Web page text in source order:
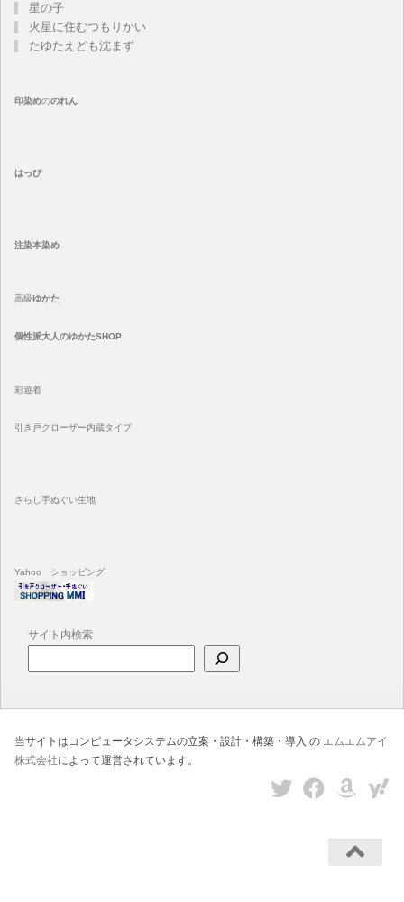
星の子
火星に住むつもりかい
たゆたえども沈まず
印染めののれん
はっぴ
注染本染め
高級ゆかた
個性派大人のゆかたSHOP
彩遊着
引き戸クローザー内蔵タイプ
さらし手ぬぐい生地
Yahoo ショッピング
サイト内検索
当サイトはコンピュータシステムの立案・設計・構築・導入 の エムエムアイ
株式会社によって運営されています。